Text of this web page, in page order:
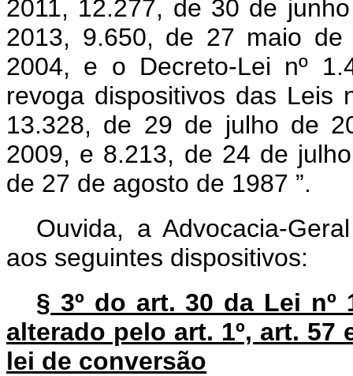
2011, 12.277, de 30 de
2013, 9.650, de 27 maio
2004, e o Decreto-Lei nº
revoga dispositivos das Leis
13.328, de 29 de julho de
2009, e 8.213, de 24 de
de 27 de agosto de 1987 ”.
Ouvida, a Advocacia-
aos seguintes dispositivos:
§ 3º do art. 30 da Lei nº
alterado pelo art. 1º, art.
lei de conversão